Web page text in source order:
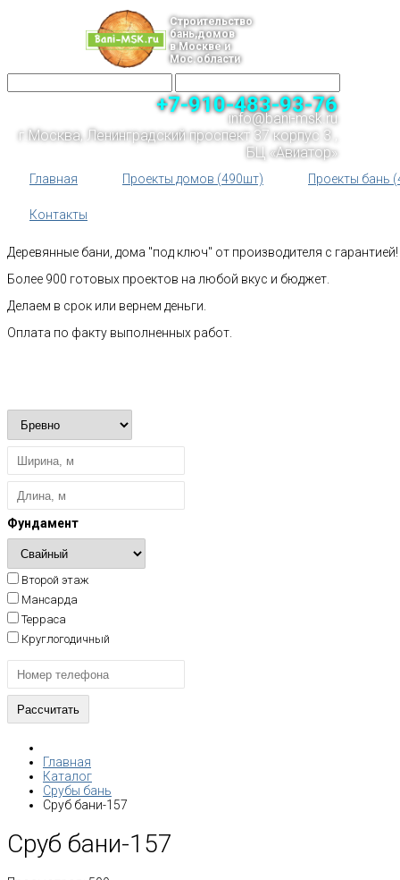
Строительство
бань,домов
в Москве и
Мос.области
+7-910-483-93-76
info@bani-msk.ru
г.Москва, Ленинградский проспект 37 корпус 3 ,
БЦ «Авиатор»
Главная Проекты домов (490шт) Проекты бань
Контакты
Деревянные бани, дома "под ключ" от производителя с гарантией!
Более 900 готовых проектов на любой вкус и бюджет.
Делаем в срок или вернем деньги.
Оплата по факту выполненных работ.
Фундамент
Второй этаж
Мансарда
Терраса
Круглогодичный
Главная
Каталог
Срубы бань
Сруб бани-157
Сруб бани-157